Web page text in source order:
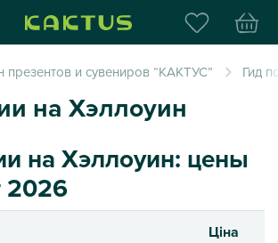
Интернет-магазин
презентов и сувениров “КАКТУС” Гид
на Хэллоуин
на Хэллоуин: цены
2026
Ціна